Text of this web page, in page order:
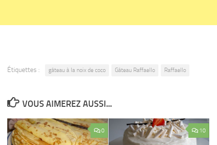
Étiquettes : gâteau à la noix de coco Gâteau Raffaello Raffaello
VOUS AIMEREZ AUSSI...
0 10